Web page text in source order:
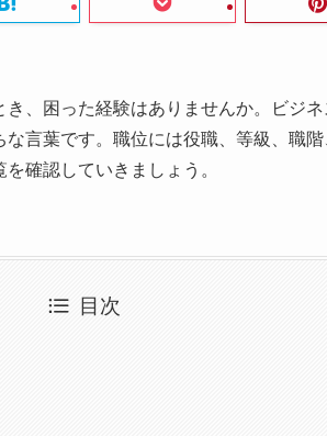
き、困った経験はありませんか。ビジ
言葉です。職位には役職、等級、職
確認していきましょう。
目次